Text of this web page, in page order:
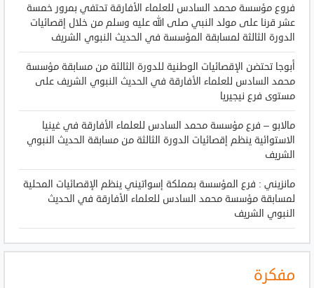
فروع مؤسسة محمد السادس للعلماء الأفارقة تحتفي بمرور خمسة
عشر قرنا على مولد النبي صلى الله عليه وسلم من خلال إقصائيات
الدورة الثالثة لمسابقة المؤسسة في الحديث النبوي الشريف
أبوجا تحتضن الإقصائيات الوطنية للدورة الثالثة من مسابقة مؤسسة
محمد السادس للعلماء الأفارقة في الحديث النبوي الشريف على
مستوى فرع نيجيريا
مالابو – فرع مؤسسة محمد السادس للعلماء الأفارقة في غينيا
الاستوائية ينظم إقصائيات الدورة الثالثة من مسابقة الحديث النبوي
الشريف
مانزيني : فرع المؤسسة بمملكة إسواتيني ينظم الإقصائيات المحلية
لمسابقة مؤسسة محمد السادس للعلماء الأفارقة في الحديث
النبوي الشريف
مفكرة